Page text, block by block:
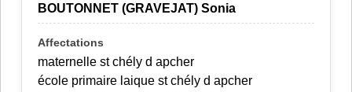
BOUTONNET (GRAVEJAT) Sonia
maternelle st chély d apcher
école primaire laique st chély d apcher